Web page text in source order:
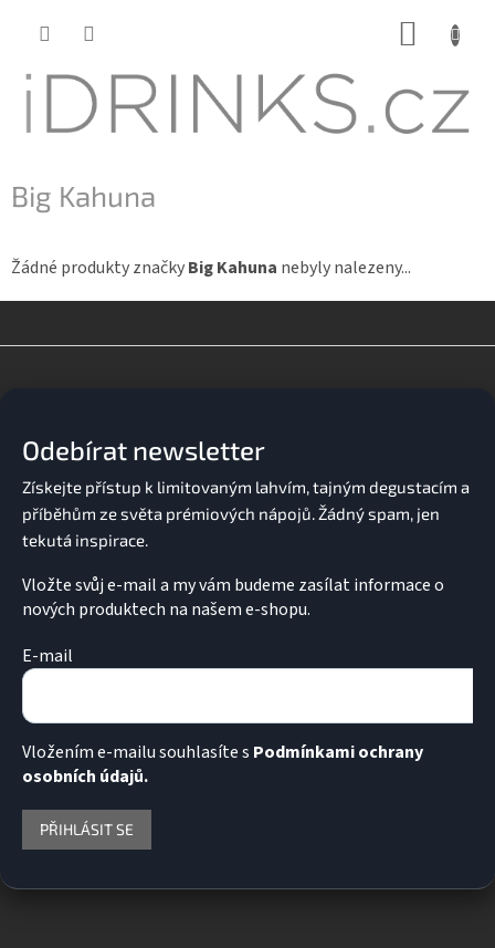
Big Kahuna
Žádné produkty značkyBig Kahuna nebyly nalezeny...
Odebírat newsletter
Vložte svůj e-mail a my vám budeme zasílat informace o
nových produktech na našem e-shopu.
E-mail
Vložením e-mailu souhlasíte s Podmínkami ochrany
osobních údajů.
PŘIHLÁSIT SE